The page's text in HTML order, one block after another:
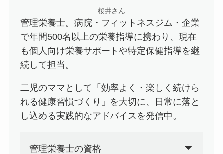
桜井さん
管理栄養士。病院・フィットネスジム・企業
で年間500名以上の栄養指導に携わり、現在
も個人向け栄養サポートや特定保健指導を継
続して担当。
二児のママとして「効率よく・楽しく続けら
れる健康習慣づくり」を大切に、日常に落と
し込める実践的なアドバイスを発信中。
管理栄養士の資格